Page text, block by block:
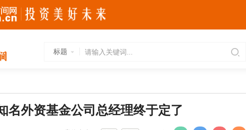
标题
名外资基金公司总经理终于定了